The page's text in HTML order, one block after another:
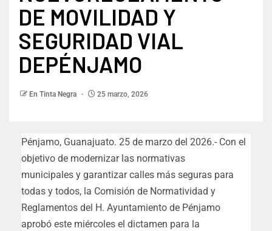
DE MOVILIDAD Y
SEGURIDAD VIAL
DEPÉNJAMO
En Tinta Negra 25 marzo, 2026
Pénjamo, Guanajuato. 25 de marzo del 2026.- Con el
objetivo de modernizar las normativas
municipales y garantizar calles más seguras para
todas y todos, la Comisión de Normatividad y
Reglamentos del H. Ayuntamiento de Pénjamo
aprobó este miércoles el dictamen para la